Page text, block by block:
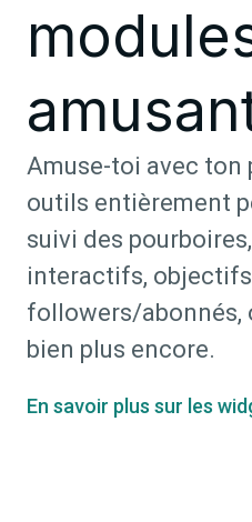
Amuse-toi avec ton
outils entièrement
suivi des
interactifs,
followers/abonnés,
bien plus encore.
En savoir plus sur les